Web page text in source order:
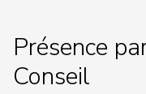
Présence
Conseil